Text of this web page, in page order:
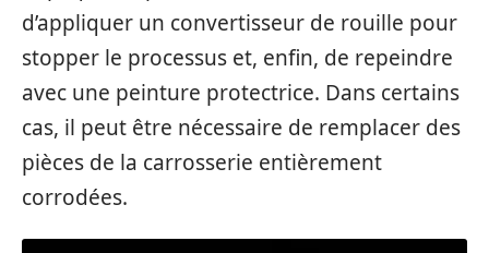
d’appliquer un convertisseur de rouille pour
stopper le processus et, enfin, de repeindre
avec une peinture protectrice. Dans certains
cas, il peut être nécessaire de remplacer des
pièces de la carrosserie entièrement
corrodées.